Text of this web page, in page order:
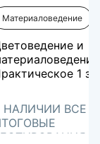
Материаловедение
и
1
НАЛИЧИИ ВСЕ